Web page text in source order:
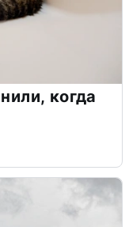
когда